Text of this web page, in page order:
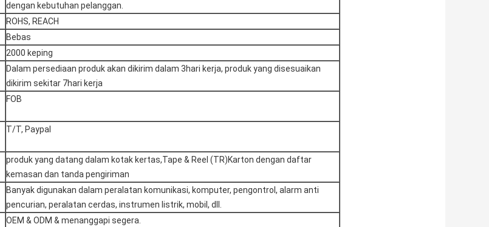
dengan kebutuhan pelanggan.
ROHS, REACH
Bebas
2000 keping
Dalam persediaan produk akan dikirim dalam 3hari kerja, produk yang disesuaikan
dikirim sekitar 7hari kerja
FOB
T/T, Paypal
produk yang datang dalam kotak kertas,Tape & Reel (TR)Karton dengan daftar
kemasan dan tanda pengiriman
Banyak digunakan dalam peralatan komunikasi, komputer, pengontrol, alarm anti
pencurian, peralatan cerdas, instrumen listrik, mobil, dll.
OEM & ODM & menanggapi segera.